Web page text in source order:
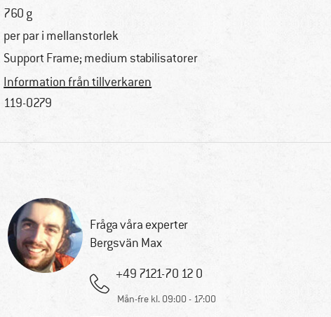
760 g
per par i mellanstorlek
Support Frame; medium stabilisatorer
Information från tillverkaren
119-0279
Fråga våra experter
Bergsvän Max
+49 7121-70 12 0
Mån-fre kl. 09:00 - 17:00